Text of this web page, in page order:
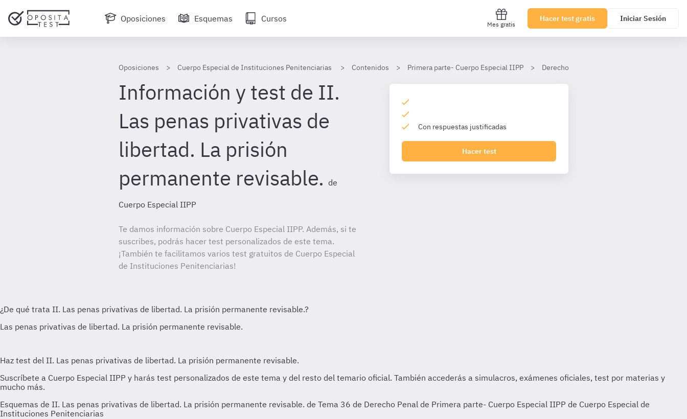
Oposiciones Esquemas Cursos
Mes gratis
Hacer test gratis Iniciar Sesión
Oposiciones Cuerpo Especial de Instituciones Penitenciarias Contenidos Primera parte- Cuerpo Especial IIPP Derecho Penal
Información y test de II.
Las penas privativas de
libertad. La prisión
permanente revisable. de
Cuerpo Especial IIPP
Te damos información sobre Cuerpo Especial IIPP. Además, si te
suscribes, podrás hacer test personalizados de este tema.
¡También te facilitamos varios test gratuitos de Cuerpo Especial
de Instituciones Penitenciarias!
Con respuestas justificadas
Hacer test
Esquemas de II. Las penas privativas de libertad. La prisión permanente revisable. de Tema 36 de Derecho Penal de Primera parte- Cuerpo Especial IIPP de Cuerpo Especial de
Instituciones Penitenciarias